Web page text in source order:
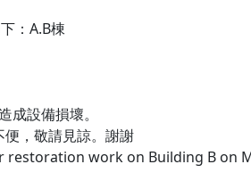
：A.B棟
設備損壞。
，敬請見諒。謝謝
work on Building B on